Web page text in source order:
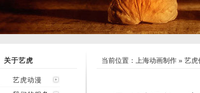
关于艺虎
艺虎动漫
当前位置： 上海动画制作 » 艺虎